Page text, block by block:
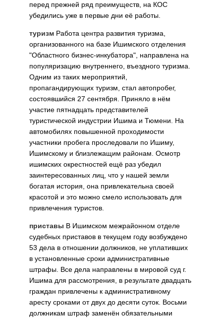
перед прежней ряд преимуществ, на КОС
убедились уже в первые дни её работы.
туризм Работа центра развития туризма,
организованного на базе Ишимского отделения
"Областного бизнес-инкубатора", направлена на
популяризацию внутреннего, въездного туризма.
Одним из таких мероприятий,
пропагандирующих туризм, стал автопробег,
состоявшийся 27 сентября. Приняло в нём
участие пятнадцать представителей
туристической индустрии Ишима и Тюмени. На
автомобилях повышенной проходимости
участники пробега проследовали по Ишиму,
Ишимскому и близлежащим районам. Осмотр
ишимских окрестностей ещё раз убедил
заинтересованных лиц, что у нашей земли
богатая история, она привлекательна своей
красотой и это можно смело использовать для
привлечения туристов.
приставы В Ишимском межрайонном отделе
судебных приставов в текущем году возбуждено
53 дела в отношении должников, не уплативших
в установленные сроки административные
штрафы. Все дела направлены в мировой суд г.
Ишима для рассмотрения, в результате двадцать
граждан привлечены к административному
аресту сроками от двух до десяти суток. Восьми
должникам штраф заменён обязательными